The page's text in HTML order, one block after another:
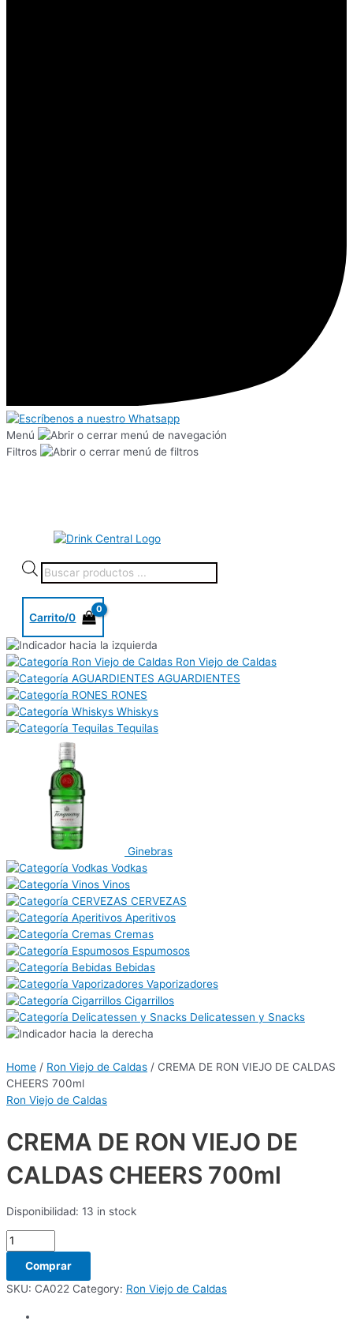
Menú
Filtros
Carrito/0
Ron Viejo de Caldas
AGUARDIENTES
RONES
Whiskys
Tequilas
Ginebras
Vodkas
Vinos
CERVEZAS
Aperitivos
Cremas
Espumosos
Bebidas
Vaporizadores
Cigarrillos
Delicatessen y Snacks
Home / Ron Viejo de Caldas / CREMA DE RON VIEJO DE CALDAS
CHEERS 700ml
Ron Viejo de Caldas
CREMA DE RON VIEJO DE
CALDAS CHEERS 700ml
Disponibilidad: 13 in stock
Comprar
SKU: CA022 Category: Ron Viejo de Caldas